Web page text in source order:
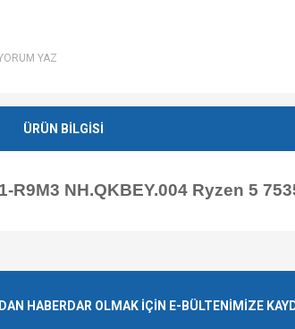
YAZ
ÜRÜN BİLGİSİ
R9M3 NH.QKBEY.004 Ryzen 5
HABERDAR OLMAK İÇİN E-BÜLTENİMİZE